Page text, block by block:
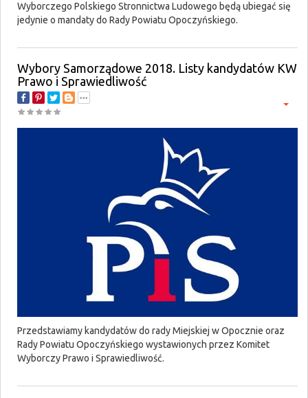
Wyborczego Polskiego Stronnictwa Ludowego będą ubiegać się
jedynie o mandaty do Rady Powiatu Opoczyńskiego.
Wybory Samorządowe 2018. Listy kandydatów KW
Prawo i Sprawiedliwość
Przedstawiamy kandydatów do rady Miejskiej w Opocznie oraz
Rady Powiatu Opoczyńskiego wystawionych przez Komitet
Wyborczy Prawo i Sprawiedliwość.